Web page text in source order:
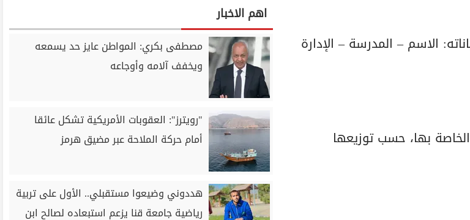
الاسم – المدرسة – الإدارة
الخاصة بها، حسب توزيعها
اهم الاخبار
مصطفى بكري: المواطن عايز حد يسمعه
ويخفف آلامه وأوجاعه
"رويترز": العقوبات الأمريكية تشكل عائقا
أمام حركة الملاحة عبر مضيق هرمز
هددوني وضيعوا مستقبلي.. الأول على تربية
رياضية جامعة قنا يزعم استبعاده لصالح ابن